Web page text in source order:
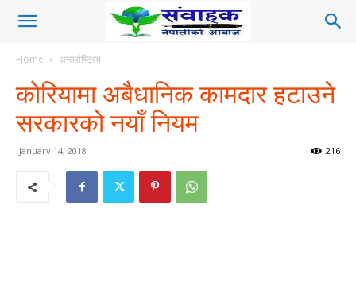
Home अन्तर्राष्ट्रिय
कोरियामा अबैधानिक कामदार हटाउने
सरकारको नयाँ नियम
January 14, 2018 216